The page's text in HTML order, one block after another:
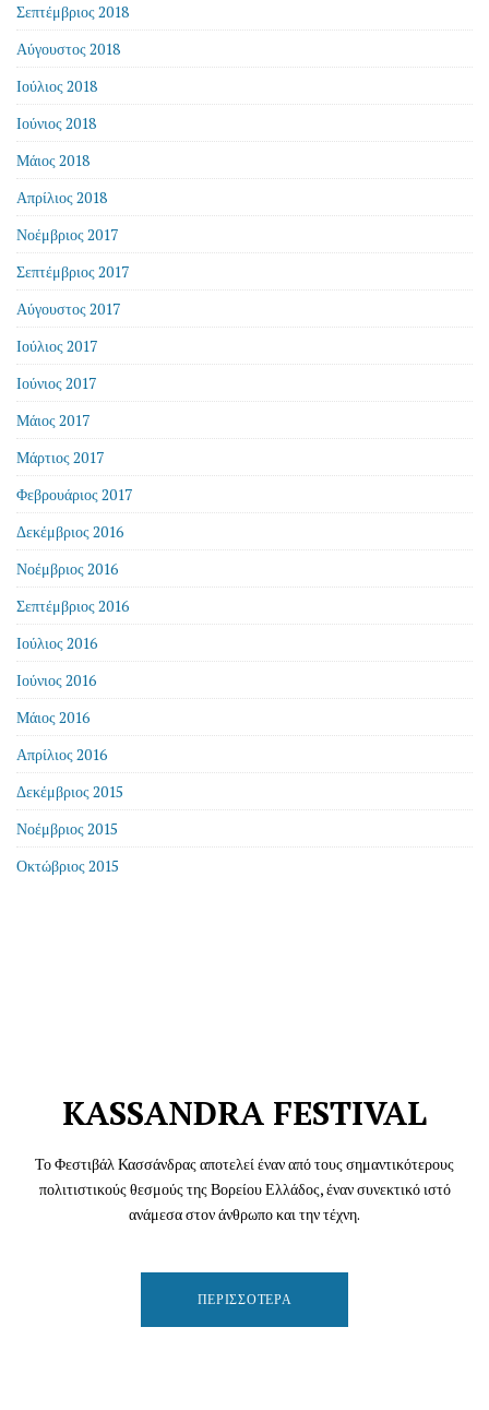
Σεπτέμβριος 2018
Αύγουστος 2018
Ιούλιος 2018
Ιούνιος 2018
Μάιος 2018
Απρίλιος 2018
Νοέμβριος 2017
Σεπτέμβριος 2017
Αύγουστος 2017
Ιούλιος 2017
Ιούνιος 2017
Μάιος 2017
Μάρτιος 2017
Φεβρουάριος 2017
Δεκέμβριος 2016
Νοέμβριος 2016
Σεπτέμβριος 2016
Ιούλιος 2016
Ιούνιος 2016
Μάιος 2016
Απρίλιος 2016
Δεκέμβριος 2015
Νοέμβριος 2015
Οκτώβριος 2015
KASSANDRA FESTIVAL
Το Φεστιβάλ Κασσάνδρας αποτελεί έναν από τους σημαντικότερους
πολιτιστικούς θεσμούς της Βορείου Ελλάδος, έναν συνεκτικό ιστό
ανάμεσα στον άνθρωπο και την τέχνη.
ΠΕΡΙΣΣΌΤΕΡΑ